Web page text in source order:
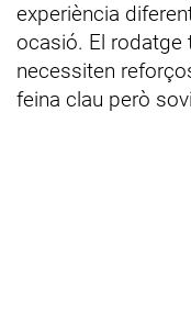
experiència
ocasió. El rodatge
necessiten
feina clau però